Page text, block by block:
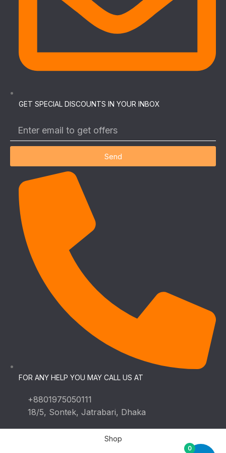
GET SPECIAL DISCOUNTS IN YOUR INBOX
Send
FOR ANY HELP YOU MAY CALL US AT
+8801975050111
18/5, Sontek, Jatrabari, Dhaka
0
Shop